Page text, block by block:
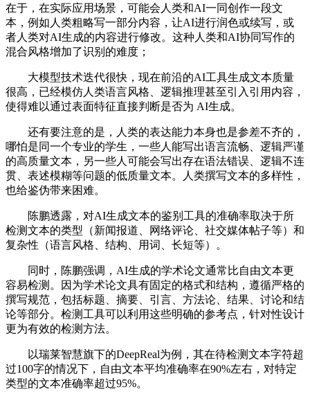
在于，在实际应用场景，可能会人类和AI一同创作一段文
本，例如人类粗略写一部分内容，让AI进行润色或续写，或
者人类对AI生成的内容进行修改。这种人类和AI协同写作的
混合风格增加了识别的难度；
大模型技术迭代很快，现在前沿的AI工具生成文本质量
很高，已经模仿人类语言风格、逻辑推理甚至引入引用内容，
使得难以通过表面特征直接判断是否为 AI生成。
还有要注意的是，人类的表达能力本身也是参差不齐的，
哪怕是同一个专业的学生，一些人能写出语言流畅、逻辑严谨
的高质量文本，另一些人可能会写出存在语法错误、逻辑不连
贯、表述模糊等问题的低质量文本。人类撰写文本的多样性，
也给鉴伪带来困难。
陈鹏透露，对AI生成文本的鉴别工具的准确率取决于所
检测文本的类型（新闻报道、网络评论、社交媒体帖子等）和
复杂性（语言风格、结构、用词、长短等）。
同时，陈鹏强调，AI生成的学术论文通常比自由文本更
容易检测。因为学术论文具有固定的格式和结构，遵循严格的
撰写规范，包括标题、摘要、引言、方法论、结果、讨论和结
论等部分。检测工具可以利用这些明确的参考点，针对性设计
更为有效的检测方法。
以瑞莱智慧旗下的DeepReal为例，其在待检测文本字符超
过100字的情况下，自由文本平均准确率在90%左右，对特定
类型的文本准确率超过95%。